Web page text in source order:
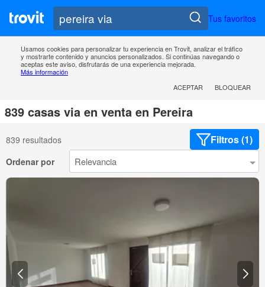
Tus favoritos
Usamos cookies para personalizar tu experiencia en Trovit, analizar el tráfico
y mostrarte contenido y anuncios personalizados. Si continúas navegando o
aceptas este aviso, disfrutarás de una experiencia mejorada.
Más información
ACEPTAR
BLOQUEAR
839 casas via en venta en Pereira
839 resultados Filtros (1)
Ordenar por